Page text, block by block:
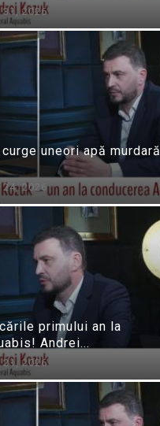
2026
uneori apă murdară
2026
primului an la
Andrei...
2026